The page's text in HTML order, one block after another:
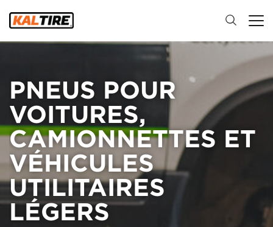
PNEUS POUR
VOITURES,
CAMIONNETTES ET
VÉHICULES
UTILITAIRES
LÉGERS